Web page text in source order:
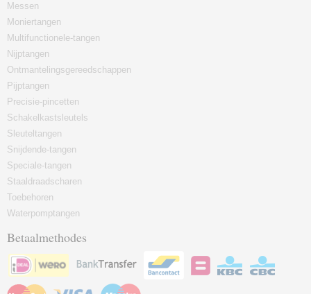
Messen
Moniertangen
Multifunctionele-tangen
Nijptangen
Ontmantelingsgereedschappen
Pijptangen
Precisie-pincetten
Schakelkastsleutels
Sleuteltangen
Snijdende-tangen
Speciale-tangen
Staaldraadscharen
Toebehoren
Waterpomptangen
Betaalmethodes